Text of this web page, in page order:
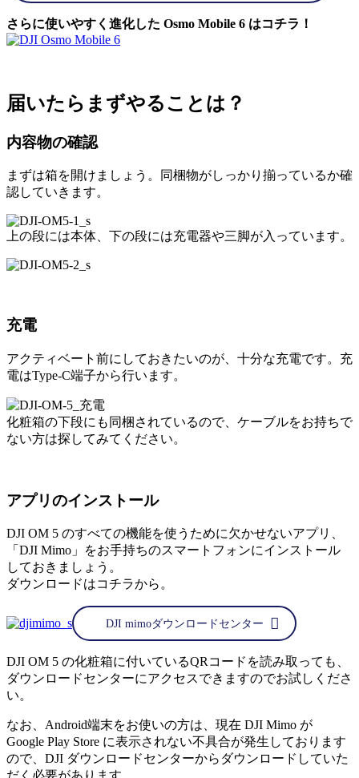
さらに使いやすく進化した Osmo Mobile 6 はコチラ！
届いたらまずやることは？
内容物の確認
まずは箱を開けましょう。同梱物がしっかり揃っているか確
認していきます。
上の段には本体、下の段には充電器や三脚が入っています。
充電
アクティベート前にしておきたいのが、十分な充電です。充
電はType-C端子から行います。
化粧箱の下段にも同梱されているので、ケーブルをお持ちで
ない方は探してみてください。
アプリのインストール
DJI OM 5 のすべての機能を使うために欠かせないアプリ、
「DJI Mimo」をお手持ちのスマートフォンにインストール
しておきましょう。
ダウンロードはコチラから。
DJI mimoダウンロードセンター
DJI OM 5 の化粧箱に付いているQRコードを読み取っても、
ダウンロードセンターにアクセスできますのでお試しくださ
い。
なお、Android端末をお使いの方は、現在 DJI Mimo が
Google Play Store に表示されない不具合が発生しております
ので、DJI ダウンロードセンターからダウンロードしていた